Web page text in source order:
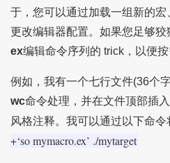
于，您可以通过加载一组新的
更改编辑器配置。如果您足够
ex编辑命令序列的 trick，以便按
例如，我有一个七行文件(36个
wc命令处理，并在文件顶部插
风格注释。我可以通过以下命令
+‘so mymacro.ex’ ./mytarget